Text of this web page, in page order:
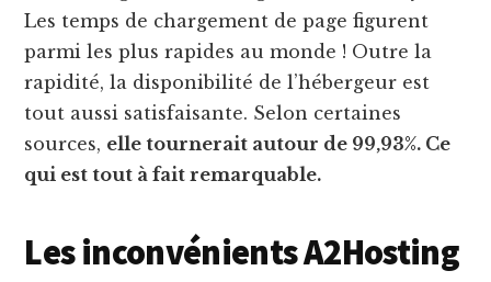
Les temps de chargement de page figurent
parmi les plus rapides au monde ! Outre la
rapidité, la disponibilité de l’hébergeur est
tout aussi satisfaisante. Selon certaines
sources, elle tournerait autour de 99,93%. Ce
qui est tout à fait remarquable.
Les inconvénients A2Hosting